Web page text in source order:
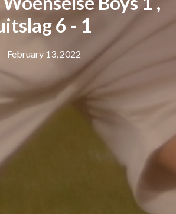
6 - 1
February 13, 2022